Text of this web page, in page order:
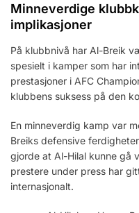
Minneverdige
implikasjoner
På klubbnivå har Al-Breik
spesielt i kamper som har
prestasjoner i AFC
klubbens suksess på den
En minneverdig kamp var
Breiks defensive
gjorde at Al-Hilal kunne gå
prestere under press har
internasjonalt.